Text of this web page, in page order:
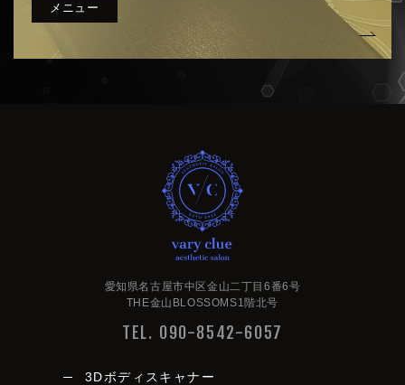
very clue
愛知県名古屋市中区金山二丁目6番6号
THE金山BLOSSOMS1階北号
TEL. 090-8542-6057
3Dボディスキャナー